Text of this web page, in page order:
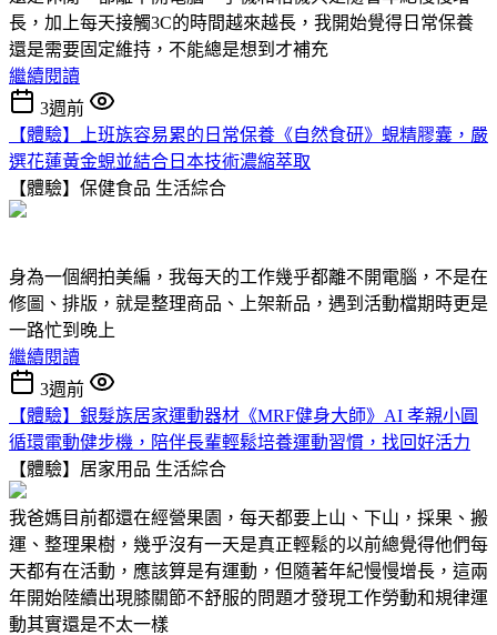
長，加上每天接觸3C的時間越來越長，我開始覺得日常保養
還是需要固定維持，不能總是想到才補充
繼續閱讀
3週前
【體驗】上班族容易累的日常保養《自然食研》蜆精膠囊，嚴
選花蓮黃金蜆並結合日本技術濃縮萃取
【體驗】保健食品 生活綜合
身為一個網拍美編，我每天的工作幾乎都離不開電腦，不是在
修圖、排版，就是整理商品、上架新品，遇到活動檔期時更是
一路忙到晚上
繼續閱讀
3週前
【體驗】銀髮族居家運動器材《MRF健身大師》AI 孝親小圓
循環電動健步機，陪伴長輩輕鬆培養運動習慣，找回好活力
【體驗】居家用品 生活綜合
我爸媽目前都還在經營果園，每天都要上山、下山，採果、搬
運、整理果樹，幾乎沒有一天是真正輕鬆的以前總覺得他們每
天都有在活動，應該算是有運動，但隨著年紀慢慢增長，這兩
年開始陸續出現膝關節不舒服的問題才發現工作勞動和規律運
動其實還是不太一樣